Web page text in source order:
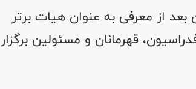
از معرفی به عنوان هیات برتر
رییس فدراسیون، قهرمانان و مسئولین برگزار